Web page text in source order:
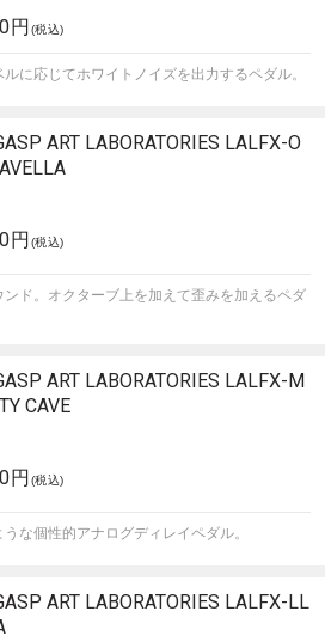
円 (税込)
に応じてホワイトノイズを出力するペダル。
ART LABORATORIES LALFX-O
円 (税込)
ド。オクターブ上を加えて歪みを加えるペダ
ART LABORATORIES LALFX-M
CAVE
円 (税込)
な個性的アナログディレイペダル。
ART LABORATORIES LALFX-LL